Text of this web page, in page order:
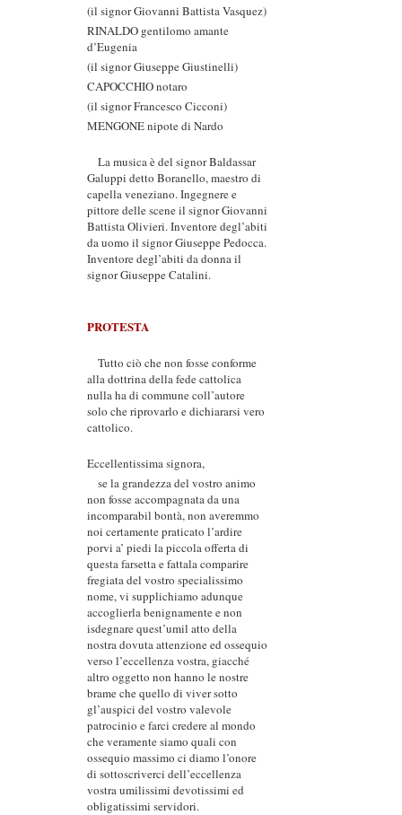
(il signor Giovanni Battista Vasquez)
RINALDO gentilomo amante
d’Eugenia
(il signor Giuseppe Giustinelli)
CAPOCCHIO notaro
(il signor Francesco Cicconi)
MENGONE nipote di Nardo
La musica è del signor Baldassar
Galuppi detto Boranello, maestro di
capella veneziano. Ingegnere e
pittore delle scene il signor Giovanni
Battista Olivieri. Inventore degl’abiti
da uomo il signor Giuseppe Pedocca.
Inventore degl’abiti da donna il
signor Giuseppe Catalini.
PROTESTA
Tutto ciò che non fosse conforme
alla dottrina della fede cattolica
nulla ha di commune coll’autore
solo che riprovarlo e dichiararsi vero
cattolico.
Eccellentissima signora,
se la grandezza del vostro animo
non fosse accompagnata da una
incomparabil bontà, non averemmo
noi certamente praticato l’ardire
porvi a’ piedi la piccola offerta di
questa farsetta e fattala comparire
fregiata del vostro specialissimo
nome, vi supplichiamo adunque
accoglierla benignamente e non
isdegnare quest’umil atto della
nostra dovuta attenzione ed ossequio
verso l’eccellenza vostra, giacché
altro oggetto non hanno le nostre
brame che quello di viver sotto
gl’auspici del vostro valevole
patrocinio e farci credere al mondo
che veramente siamo quali con
ossequio massimo ci diamo l’onore
di sottoscriverci dell’eccellenza
vostra umilissimi devotissimi ed
obligatissimi servidori.